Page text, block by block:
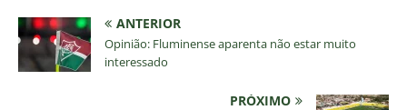
ANTERIOR
Opinião: Fluminense aparenta não estar muito
interessado
PRÓXIMO